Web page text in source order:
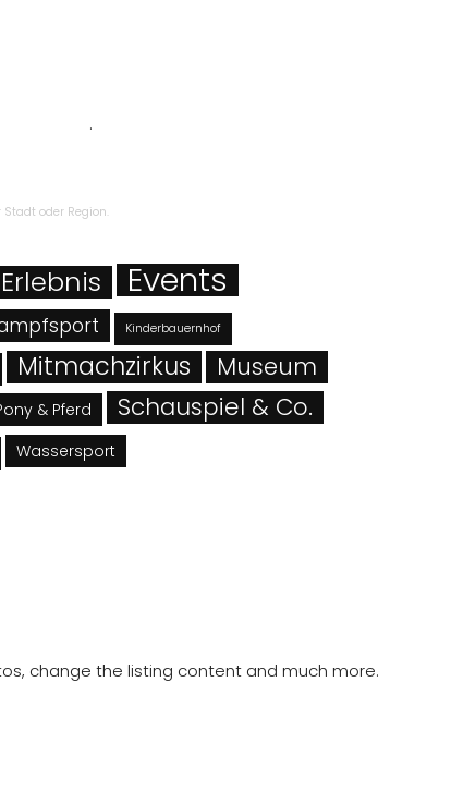
.
oder Region.
Erlebnis Events
Kinderbauernhof
Mitmachzirkus Museum
& Pferd Schauspiel & Co.
Wassersport
change the listing content and much more.